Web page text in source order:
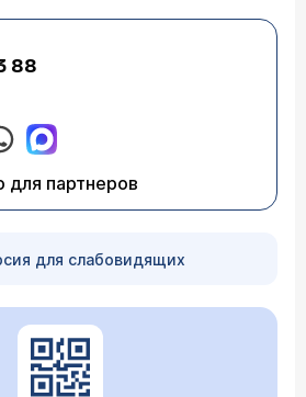
88
для партнеров
для слабовидящих